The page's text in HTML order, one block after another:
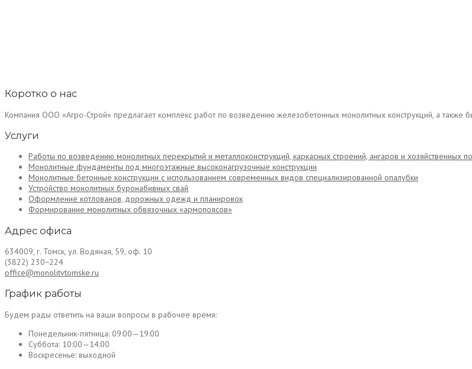
Коротко о нас
Компания ООО «Агро-Строй» предлагает комплекс работ по возведению железобетонных монолитных конструкций, а также
Услуги
Работы по возведению монолитных перекрытий и металлоконструкций, каркасных строений, ангаров и хозяйственных
Монолитные фундаменты под многоэтажные высоконагрузочные конструкции
Монолитные бетонные конструкции с использованием современных видов специализированной опалубки
Устройство монолитных буронабивных свай
Оформление котлованов, дорожных одежд и планировок
Формирование монолитных обвязочных «армопоясов»
Адрес офиса
634009, г. Томск, ул. Водяная, 59, оф. 10
(3822) 230−224
office@monolitvtomske.ru
График работы
Будем рады ответить на ваши вопросы в рабочее время:
Понедельник-пятница: 09:00—19:00
Суббота: 10:00—14:00
Воскресенье: выходной